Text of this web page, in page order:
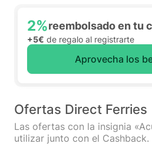
2%reembolsado en tu
+5€ de regalo al registrarte
Aprovecha los
Ofertas Direct Ferries
Las ofertas con la insignia
utilizar junto con el Cashback.